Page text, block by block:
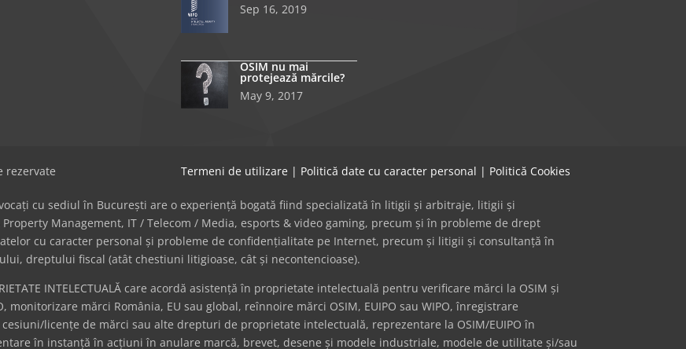
Sep 16, 2019
OSIM nu mai
protejează mărcile?
May 9, 2017
rezervate Termeni de utilizare | Politică date cu caracter personal | Politică Cookies
avocați cu sediul în București are o experiență bogată fiind specializată în litigii și arbitraje, litigii și
Management, IT / Telecom / Media, esports & video gaming, precum și în probleme de drept
cu caracter personal și probleme de confidențialitate pe Internet, precum și litigii și consultanță în
dreptului fiscal (atât chestiuni litigioase, cât și necontencioase).
INTELECTUALĂ care acordă asistență în proprietate intelectuală pentru verificare mărci la OSIM și
monitorizare mărci România, EU sau global, reînnoire mărci OSIM, EUIPO sau WIPO, înregistrare
licențe de mărci sau alte drepturi de proprietate intelectuală, reprezentare la OSIM/EUIPO în
în instanță în acțiuni în anulare marcă, brevet, desene și modele industriale, modele de utilitate și/sau